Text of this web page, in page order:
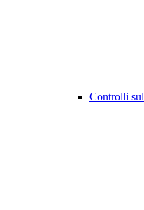
Controlli